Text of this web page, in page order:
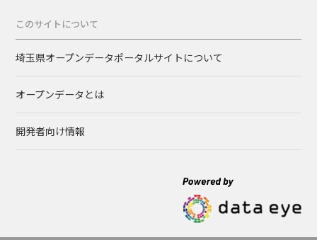
このサイトについて
埼玉県オープンデータポータルサイトについて
オープンデータとは
開発者向け情報